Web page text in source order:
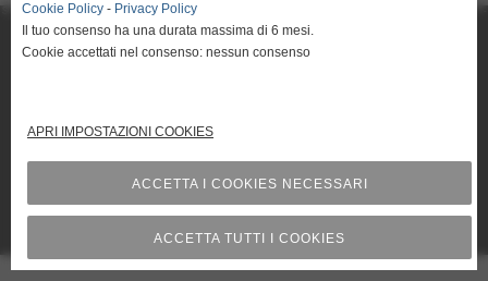
SOCIETE DE CUIR LES RIVES SRL Via IMaggio, 2 - 56022 - CASTELFRANCO DI SOTTO Pisa Tel. 0571-20242 - 0571-
info@lesrives.it
Privacy Policy-Cookie Policy
Cookie Policy - Privacy Policy
Il tuo consenso ha una durata massima di 6 mesi.
Cookie accettati nel consenso: nessun consenso
APRI IMPOSTAZIONI COOKIES
ACCETTA I COOKIES NECESSARI
ACCETTA TUTTI I COOKIES